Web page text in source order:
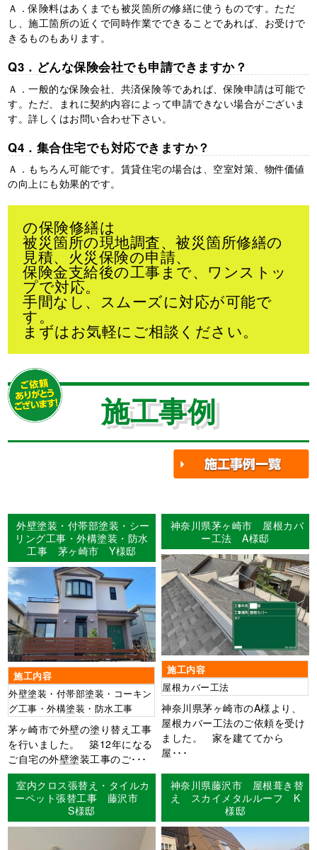
Ａ．保険料はあくまでも被災箇所の修繕に使うものです。ただ
し、施工箇所の近くで同時作業でできることであれば、お受けで
きるものもあります。
Q3．どんな保険会社でも申請できますか？
Ａ．一般的な保険会社、共済保険等であれば、保険申請は可能で
す。ただ、まれに契約内容によって申請できない場合がございま
す。詳しくはお問い合わせ下さい。
Q4．集合住宅でも対応できますか？
Ａ．もちろん可能です。賃貸住宅の場合は、空室対策、物件価値
の向上にも効果的です。
の保険修繕は
被災箇所の現地調査、被災箇所修繕の
見積、火災保険の申請、
保険金支給後の工事まで、ワンストッ
プで対応。
手間なし、スムーズに対応が可能で
す。
まずはお気軽にご相談ください。
施工事例
外壁塗装・付帯部塗装・シー
リング工事・外構塗装・防水
工事 茅ヶ崎市 Y様邸
施工内容
外壁塗装・付帯部塗装・コーキン
グ工事・外構塗装・防水工事
茅ヶ崎市で外壁の塗り替え工事
を行いました。 築12年になる
ご自宅の外壁塗装工事のご･･･
神奈川県茅ヶ崎市 屋根カバ
ー工法 A様邸
施工内容
屋根カバー工法
神奈川県茅ヶ崎市のA様より、
屋根カバー工法のご依頼を受け
ました。 家を建ててから
屋･･･
室内クロス張替え・タイルカ
ーペット張替工事 藤沢市
S様邸
神奈川県藤沢市 屋根葺き替
え スカイメタルルーフ K
様邸